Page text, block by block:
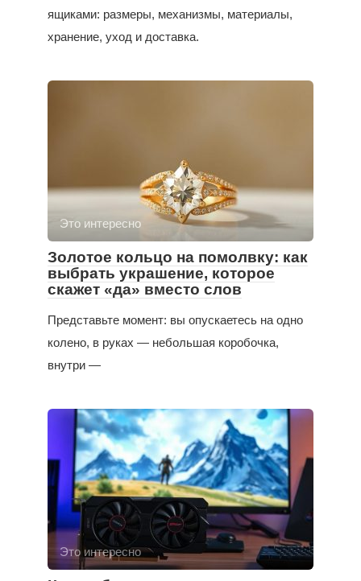
ящиками: размеры, механизмы, материалы,
хранение, уход и доставка.
Это интересно
Золотое кольцо на помолвку: как
выбрать украшение, которое
скажет «да» вместо слов
Представьте момент: вы опускаетесь на одно
колено, в руках — небольшая коробочка,
внутри —
Это интересно